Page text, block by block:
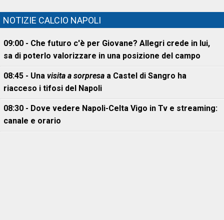
NOTIZIE CALCIO NAPOLI
09:00 - Che futuro c'è per Giovane? Allegri crede in lui,
sa di poterlo valorizzare in una posizione del campo
08:45 - Una visita a sorpresa a Castel di Sangro ha
riacceso i tifosi del Napoli
08:30 - Dove vedere Napoli-Celta Vigo in Tv e streaming:
canale e orario